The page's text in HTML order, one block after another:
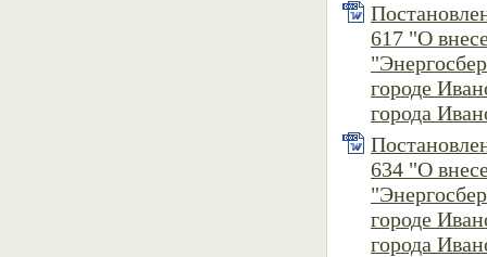
617 "О
городе
города
634 "О
городе
города